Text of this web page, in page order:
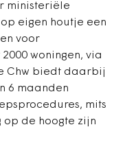
ministeriële
eigen houtje een
voor
woningen, via
Chw biedt daarbij
6 maanden
mits
de hoogte zijn